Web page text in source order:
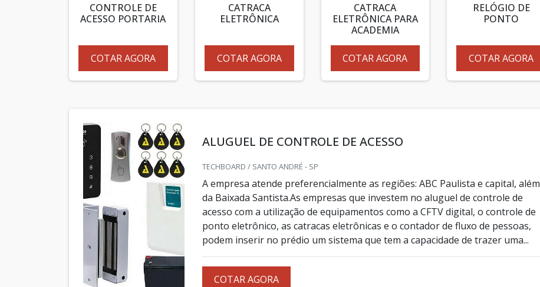
CONTROLE DE
ACESSO PORTARIA
COTAR AGORA
CATRACA
ELETRÔNICA
COTAR AGORA
CATRACA
ELETRÔNICA PARA
ACADEMIA
COTAR AGORA
RELÓGIO DE
PONTO
COTAR AGORA
ALUGUEL DE CONTROLE DE ACESSO
TECHBOARD / SANTO ANDRÉ - SP
A empresa atende preferencialmente as regiões: ABC Paulista e capital, além
da Baixada Santista.As empresas que investem no aluguel de controle de
acesso com a utilização de equipamentos como a CFTV digital, o controle de
ponto eletrônico, as catracas eletrônicas e o contador de fluxo de pessoas,
podem inserir no prédio um sistema que tem a capacidade de trazer uma...
COTAR AGORA